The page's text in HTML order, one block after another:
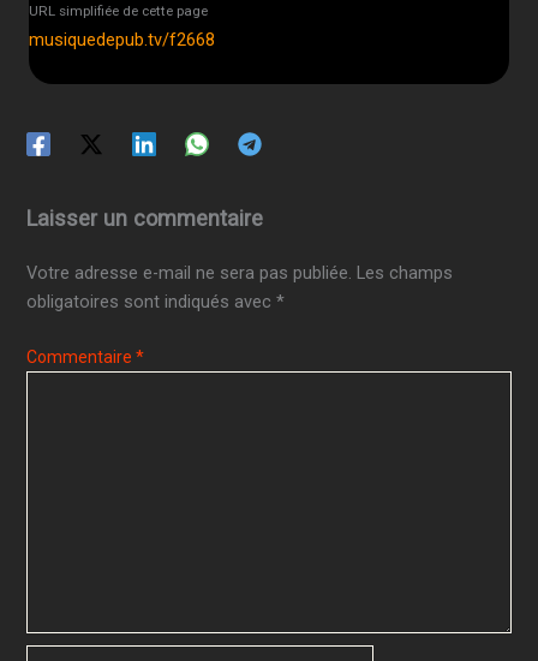
URL simplifiée de cette page
musiquedepub.tv/f2668
Laisser un commentaire
Votre adresse e-mail ne sera pas publiée. Les champs
obligatoires sont indiqués avec*
Commentaire*